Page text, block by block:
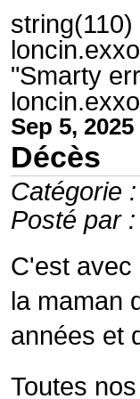
"Smarty
Sep 5, 2025
Décès
Catégorie
Posté par
C'est avec
la maman
années et
Toutes